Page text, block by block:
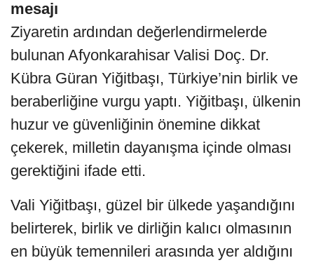
mesajı
Ziyaretin ardından değerlendirmelerde
bulunan Afyonkarahisar Valisi Doç. Dr.
Kübra Güran Yiğitbaşı, Türkiye’nin birlik ve
beraberliğine vurgu yaptı. Yiğitbaşı, ülkenin
huzur ve güvenliğinin önemine dikkat
çekerek, milletin dayanışma içinde olması
gerektiğini ifade etti.
Vali Yiğitbaşı, güzel bir ülkede yaşandığını
belirterek, birlik ve dirliğin kalıcı olmasının
en büyük temennileri arasında yer aldığını